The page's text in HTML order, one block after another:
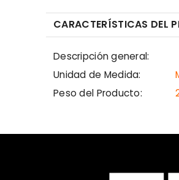
CARACTERÍSTICAS DEL
Descripción general:
Unidad de Medida:
Peso del Producto: